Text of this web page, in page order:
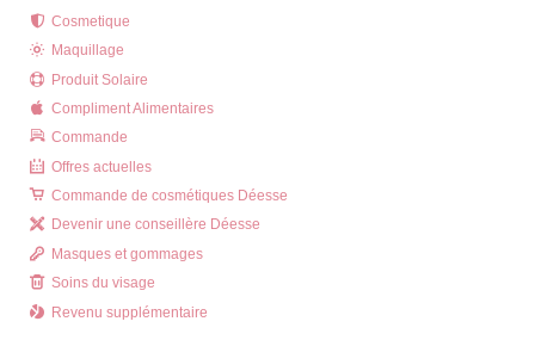
Cosmetique
Maquillage
Produit Solaire
Compliment Alimentaires
Commande
Offres actuelles
Commande de cosmétiques Déesse
Devenir une conseillère Déesse
Masques et gommages
Soins du visage
Revenu supplémentaire